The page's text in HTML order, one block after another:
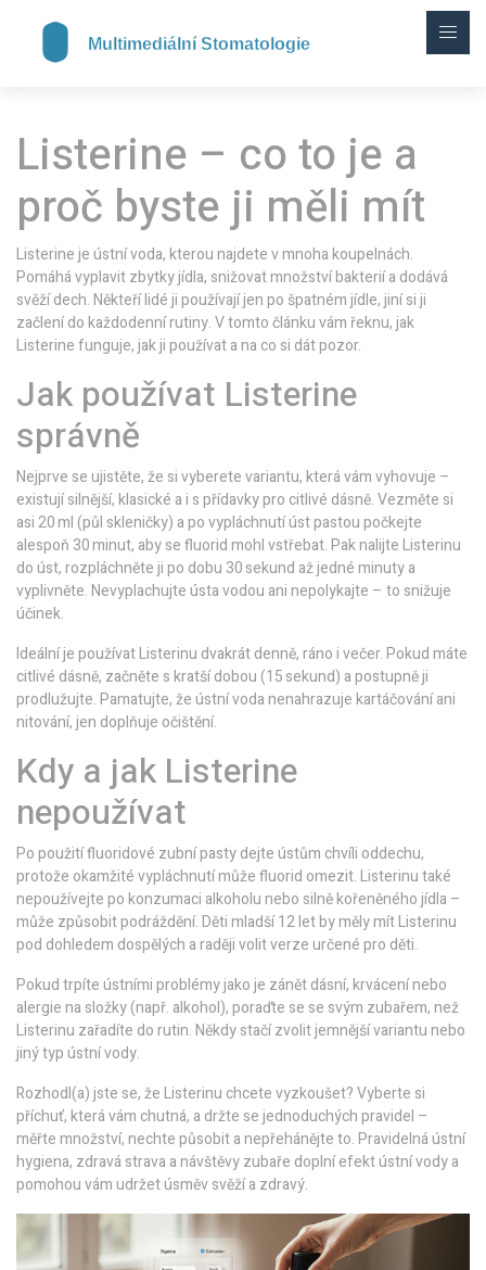
Listerine – co to je a
proč byste ji měli mít
Listerine je ústní voda, kterou najdete v mnoha koupelnách.
Pomáhá vyplavit zbytky jídla, snižovat množství bakterií a dodává
svěží dech. Někteří lidé ji používají jen po špatném jídle, jiní si ji
začlení do každodenní rutiny. V tomto článku vám řeknu, jak
Listerine funguje, jak ji používat a na co si dát pozor.
Jak používat Listerine
správně
Nejprve se ujistěte, že si vyberete variantu, která vám vyhovuje –
existují silnější, klasické a i s přídavky pro citlivé dásně. Vezměte si
asi 20 ml (půl skleničky) a po vypláchnutí úst pastou počkejte
alespoň 30 minut, aby se fluorid mohl vstřebat. Pak nalijte Listerinu
do úst, rozpláchněte ji po dobu 30 sekund až jedné minuty a
vyplivněte. Nevyplachujte ústa vodou ani nepolykajte – to snižuje
účinek.
Ideální je používat Listerinu dvakrát denně, ráno i večer. Pokud máte
citlivé dásně, začněte s kratší dobou (15 sekund) a postupně ji
prodlužujte. Pamatujte, že ústní voda nenahrazuje kartáčování ani
nitování, jen doplňuje očištění.
Kdy a jak Listerine
nepoužívat
Po použití fluoridové zubní pasty dejte ústům chvíli oddechu,
protože okamžité vypláchnutí může fluorid omezit. Listerinu také
nepoužívejte po konzumaci alkoholu nebo silně kořeněného jídla –
může způsobit podráždění. Děti mladší 12 let by měly mít Listerinu
pod dohledem dospělých a raději volit verze určené pro děti.
Pokud trpíte ústními problémy jako je zánět dásní, krvácení nebo
alergie na složky (např. alkohol), poraďte se se svým zubařem, než
Listerinu zařadíte do rutin. Někdy stačí zvolit jemnější variantu nebo
jiný typ ústní vody.
Rozhodl(a) jste se, že Listerinu chcete vyzkoušet? Vyberte si
příchuť, která vám chutná, a držte se jednoduchých pravidel –
měřte množství, nechte působit a nepřehánějte to. Pravidelná ústní
hygiena, zdravá strava a návštěvy zubaře doplní efekt ústní vody a
pomohou vám udržet úsměv svěží a zdravý.